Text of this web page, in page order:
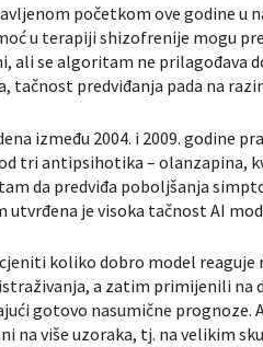
početkom ove godine u
u terapiji shizofrenije mogu
ali se algoritam ne prilagođava
tačnost predviđanja pada na
između 2004. i 2009. godine
tri antipsihotika – olanzapina,
da predviđa poboljšanja
utvrđena je visoka tačnost AI
koliko dobro model reaguje
a zatim primijenili na
gotovo nasumične
na više uzoraka, tj. na velikim